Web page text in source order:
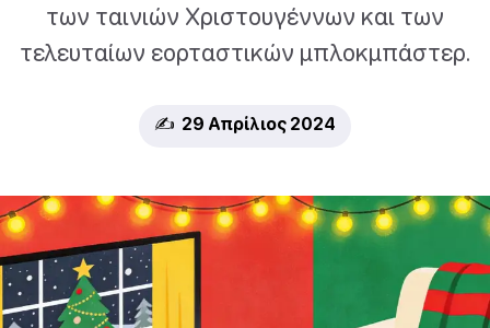
των ταινιών Χριστουγέννων και των
τελευταίων εορταστικών μπλοκμπάστερ.
✍️ 29 Απρίλιος 2024